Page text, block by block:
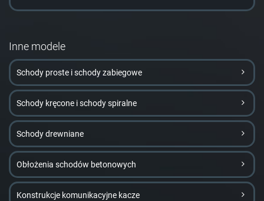
Inne modele
Schody proste i schody zabiegowe
Schody kręcone i schody spiralne
Schody drewniane
Obłożenia schodów betonowych
Konstrukcje komunikacyjne kacze